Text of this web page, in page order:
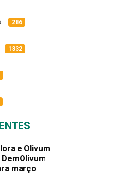
286
1332
e Olivum
DemOlivum
março